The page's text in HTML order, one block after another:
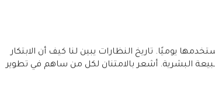
يوميًا. تاريخ النظارات يبين لنا كيف أن الابتكار
البشرية. أشعر بالامتنان لكل من ساهم في تطوير